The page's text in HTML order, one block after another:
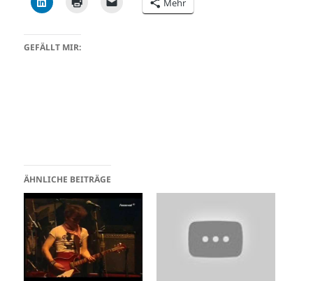
Mehr
GEFÄLLT MIR:
ÄHNLICHE BEITRÄGE